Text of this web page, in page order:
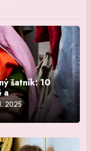
šatník: 10
a
2025